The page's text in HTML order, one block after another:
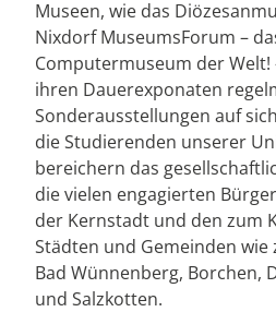
Museen, wie das
Nixdorf MuseumsForum –
Computermuseum der Welt!
ihren Dauerexponaten
Sonderausstellungen auf
die Studierenden unserer
bereichern das
die vielen engagierten
der Kernstadt und den zum
Städten und Gemeinden wie
Bad Wünnenberg, Borchen,
und Salzkotten.